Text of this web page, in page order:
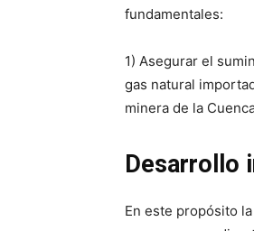
fundamentales:
1) Asegurar el
gas natural
minera de la
Desarrollo
En este propósito